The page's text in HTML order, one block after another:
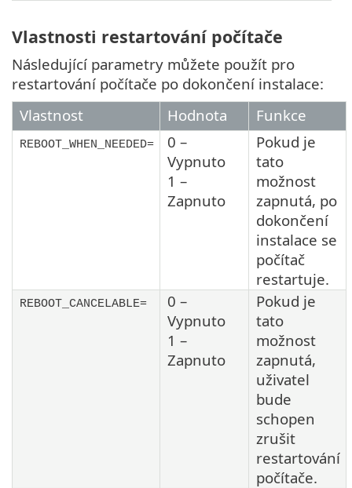
Vlastnosti restartování počítače
Následující parametry můžete použít pro
restartování počítače po dokončení instalace:
Vlastnost
Hodnota Funkce
REBOOT_WHEN_NEEDED=
0 –
Vypnuto
1 –
Zapnuto
Pokud je
tato
možnost
zapnutá, po
dokončení
instalace se
počítač
restartuje.
REBOOT_CANCELABLE=
0 –
Vypnuto
1 –
Zapnuto
Pokud je
tato
možnost
zapnutá,
uživatel
bude
schopen
zrušit
restartování
počítače.